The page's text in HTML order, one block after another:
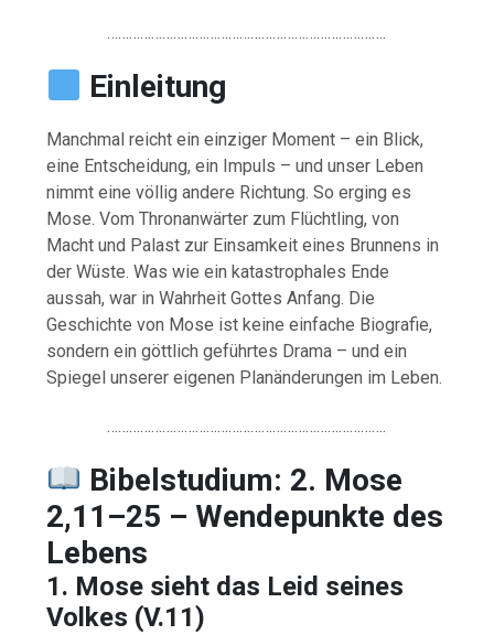
………………………………………………………………….
Einleitung
Manchmal reicht ein einziger Moment – ein Blick,
eine Entscheidung, ein Impuls – und unser Leben
nimmt eine völlig andere Richtung. So erging es
Mose. Vom Thronanwärter zum Flüchtling, von
Macht und Palast zur Einsamkeit eines Brunnens in
der Wüste. Was wie ein katastrophales Ende
aussah, war in Wahrheit Gottes Anfang. Die
Geschichte von Mose ist keine einfache Biografie,
sondern ein göttlich geführtes Drama – und ein
Spiegel unserer eigenen Planänderungen im Leben.
………………………………………………………………….
Bibelstudium: 2. Mose
2,11–25 – Wendepunkte des
Lebens
1. Mose sieht das Leid seines
Volkes (V.11)